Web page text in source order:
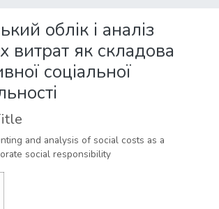
облік і аналіз
витрат як складова
соціальної
and analysis of social costs as a
social responsibility